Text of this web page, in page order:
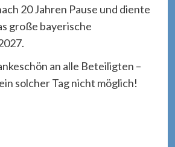
20 Jahren Pause und diente
große bayerische
an alle Beteiligten –
solcher Tag nicht möglich!